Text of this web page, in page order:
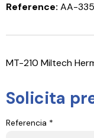
Reference: AA-
MT-210 Miltech
Solicita
Referencia *